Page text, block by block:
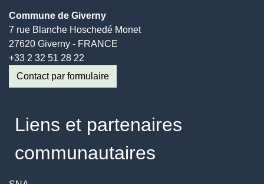
Commune de Giverny
7 rue Blanche Hoschedé Monet
27620 Giverny - FRANCE
+33 2 32 51 28 22
Contact par formulaire
Liens et partenaires
communautaires